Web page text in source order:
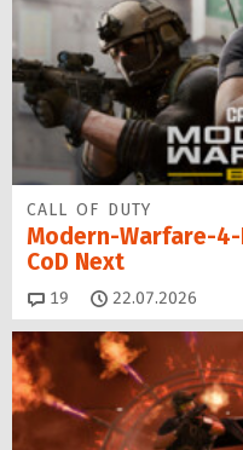
CALL OF DUTY
Modern-Warfare-
CoD Next
19 Kommentare
22.07.2026